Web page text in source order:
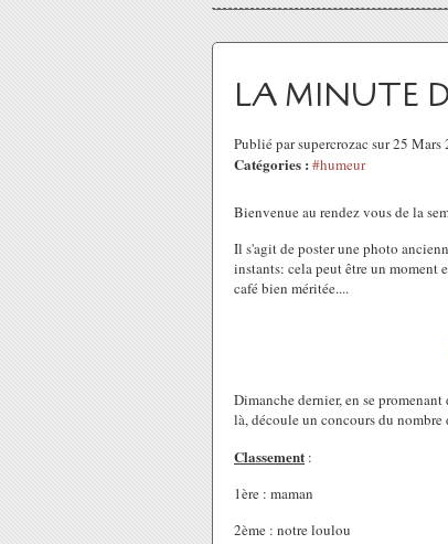
LA MINUTE
Publié par supercrozac sur 25
Catégories : #humeur
Bienvenue au rendez vous de la
Il s'agit de poster une photo
instants: cela peut être un moment
café bien méritée....
Dimanche dernier, en se
là, découle un concours du
Classement :
1ère : maman
2ème : notre loulou